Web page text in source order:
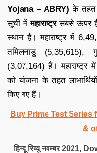
Yojana – ABRY) के तहत
सूची मेंमहाराष्ट्रसबसे ऊपर
स्थान है। महाराष्ट्र में
तमिलनाडु (5,35,615),
(3,07,164) हैं। महाराष्ट्र में
को योजना के तहत
किए गए हैं।
Buy Prime Test Series
&
हिन्दू रिव्यू नवम्बर 2021,